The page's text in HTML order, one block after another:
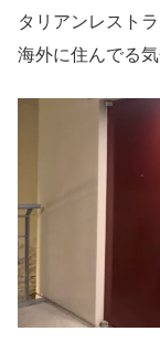
タリアンレスト
海外に住んでる